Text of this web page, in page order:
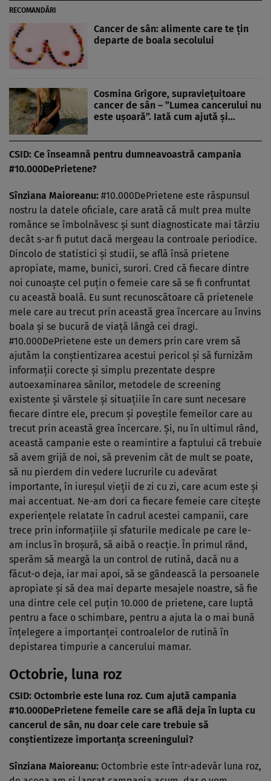
RECOMANDĂRI
Cancer de sân: alimente care te ţin
departe de boala secolului
Cosmina Grigore, supravieţuitoare
cancer de sân – ”Lumea cancerului nu
este uşoară”. Iată cum ajută şi…
CSID: Ce înseamnă pentru dumneavoastră campania
#10.000DePrietene?
Sînziana Maioreanu: #10.000DePrietene este răspunsul
nostru la datele oficiale, care arată că mult prea multe
românce se îmbolnăvesc și sunt diagnosticate mai târziu
decât s-ar fi putut dacă mergeau la controale periodice.
Dincolo de statistici și studii, se află însă prietene
apropiate, mame, bunici, surori. Cred că fiecare dintre
noi cunoaște cel puțin o femeie care să se fi confruntat
cu această boală. Eu sunt recunoscătoare că prietenele
mele care au trecut prin această grea încercare au învins
boala și se bucură de viață lângă cei dragi.
#10.000DePrietene este un demers prin care vrem să
ajutăm la conștientizarea acestui pericol și să furnizăm
informații corecte și simplu prezentate despre
autoexaminarea sânilor, metodele de screening
existente și vârstele și situațiile în care sunt necesare
fiecare dintre ele, precum și poveștile femeilor care au
trecut prin această grea încercare. Și, nu în ultimul rând,
această campanie este o reamintire a faptului că trebuie
să avem grijă de noi, să prevenim cât de mult se poate,
să nu pierdem din vedere lucrurile cu adevărat
importante, în iureșul vieții de zi cu zi, care acum este și
mai accentuat. Ne-am dori ca fiecare femeie care citește
experiențele relatate în cadrul acestei campanii, care
trece prin informațiile și sfaturile medicale pe care le-
am inclus în broșură, să aibă o reacție. În primul rând,
sperăm să meargă la un control de rutină, dacă nu a
făcut-o deja, iar mai apoi, să se gândească la persoanele
apropiate și să dea mai departe mesajele noastre, să fie
una dintre cele cel puțin 10.000 de prietene, care luptă
pentru a face o schimbare, pentru a ajuta la o mai bună
înțelegere a importanței controalelor de rutină în
depistarea timpurie a cancerului mamar.
Octobrie, luna roz
CSID: Octombrie este luna roz. Cum ajută campania
#10.000DePrietene femeile care se află deja în lupta cu
cancerul de sân, nu doar cele care trebuie să
conștientizeze importanța screeningului?
Sînziana Maioreanu: Octombrie este într-adevăr luna roz,